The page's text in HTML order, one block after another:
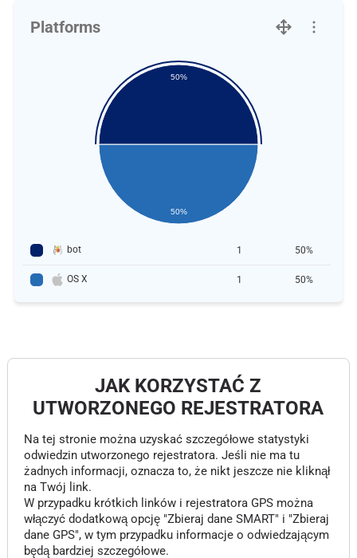
Platforms
50%
50%
bot 1 50%
OS X 1 50%
JAK KORZYSTAĆ Z
UTWORZONEGO REJESTRATORA
Na tej stronie można uzyskać szczegółowe statystyki
odwiedzin utworzonego rejestratora. Jeśli nie ma tu
żadnych informacji, oznacza to, że nikt jeszcze nie kliknął
na Twój link.
W przypadku krótkich linków i rejestratora GPS można
włączyć dodatkową opcję "Zbieraj dane SMART" i "Zbieraj
dane GPS", w tym przypadku informacje o odwiedzającym
będą bardziej szczegółowe.